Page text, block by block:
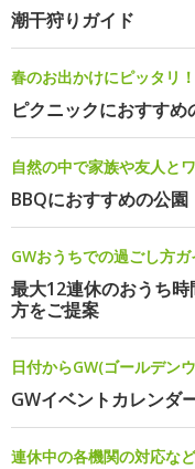
潮干狩りガイド
春のお出かけにピッタリ！
ピクニックにおすすめ
自然の中で家族や友人と
BBQにおすすめの公園
GWおうちでの過ごし方ガ
最大12連休のおうち
方をご提案
日付からGW(ゴールデン
GWイベントカレンダ
連休中の各機関の対応な